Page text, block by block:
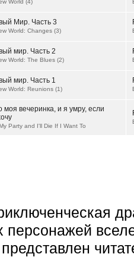
World (4)
Мир. Часть 3
World: Changes (3)
мир. Часть 2
World: The Blues (2)
мир. Часть 1
World: Reunions (1)
моя вечеринка, и я умру, если
Party and I'll Die If I Want To
персонажей